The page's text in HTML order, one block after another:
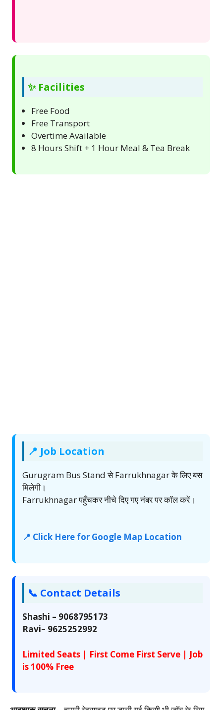
✨ Facilities
Free Food
Free Transport
Overtime Available
8 Hours Shift + 1 Hour Meal & Tea Break
📍 Job Location
Gurugram Bus Stand से Farrukhnagar के लिए बस
मिलेगी।
Farrukhnagar पहुँचकर नीचे दिए गए नंबर पर कॉल करें।
📍 Click Here for Google Map Location
📞 Contact Details
Shashi – 9068795173
Ravi– 9625252992
Limited Seats | First Come First Serve | Job
is 100% Free